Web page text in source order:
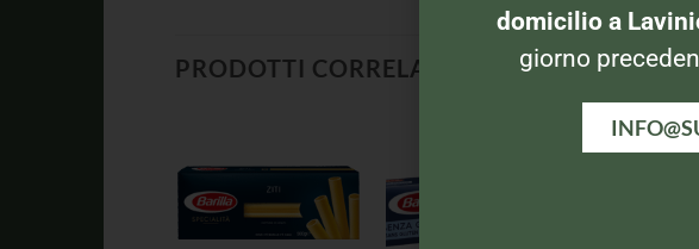
PRODOTTI CORRELATI
domicilio a
giorno